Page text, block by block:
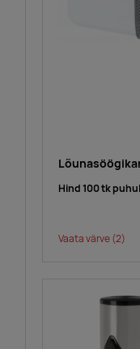
Hind 100 tk puhul
Vaata värve(2)